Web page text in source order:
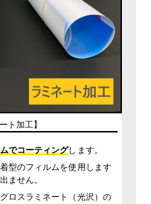
ト加工】
でコーティングします。
型のフィルムを使用します
ません。
ロスラミネート（光沢）の